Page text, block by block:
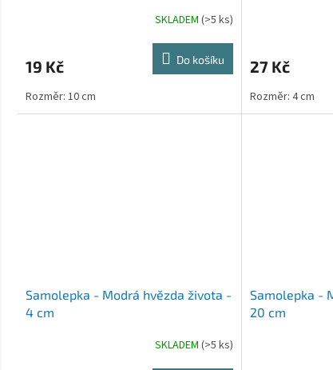
SKLADEM (>5 ks)
19 Kč Do košíku
Rozměr: 10 cm
27 Kč
Rozměr: 4 cm
Samolepka - Modrá hvězda života -
4 cm
SKLADEM (>5 ks)
Samolepka -
20 cm